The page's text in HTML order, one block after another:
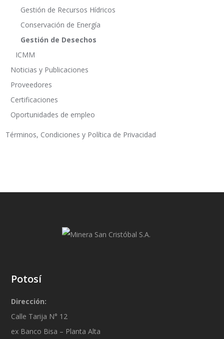
Gestión de Recursos Hídricos
Conservación de Energía
Gestión de Desechos
ICMM
Noticias y Publicaciones
Proveedores
Certificaciones
Oportunidades de empleo
Términos, Condiciones y Política de Privacidad
Potosí
Dirección:
Calle Tarija N° 12
ex Banco Bisa – Planta Alta